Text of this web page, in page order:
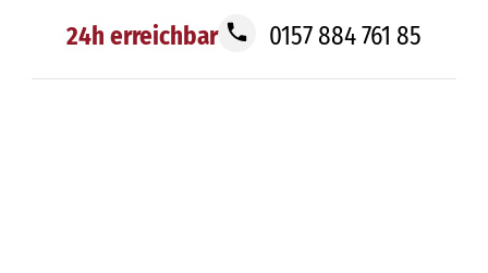
24h erreichbar 0157 884 761 85